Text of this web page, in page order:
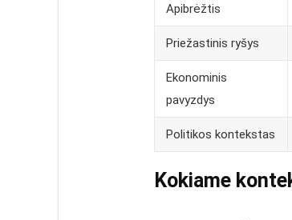
Apibrėžtis
Priežastinis ryšys
Ekonominis
pavyzdys
Politikos kontekstas
Kokiame